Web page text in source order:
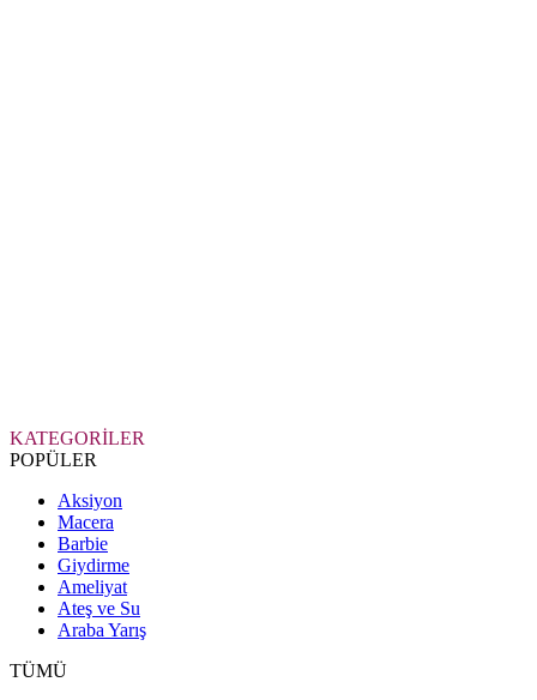
KATEGORİLER
POPÜLER
Aksiyon
Macera
Barbie
Giydirme
Ameliyat
Ateş ve Su
Araba Yarış
TÜMÜ